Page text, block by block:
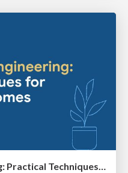
Gemini Prompt Engineering: Practical Techniques for Tangible AI Outcomes